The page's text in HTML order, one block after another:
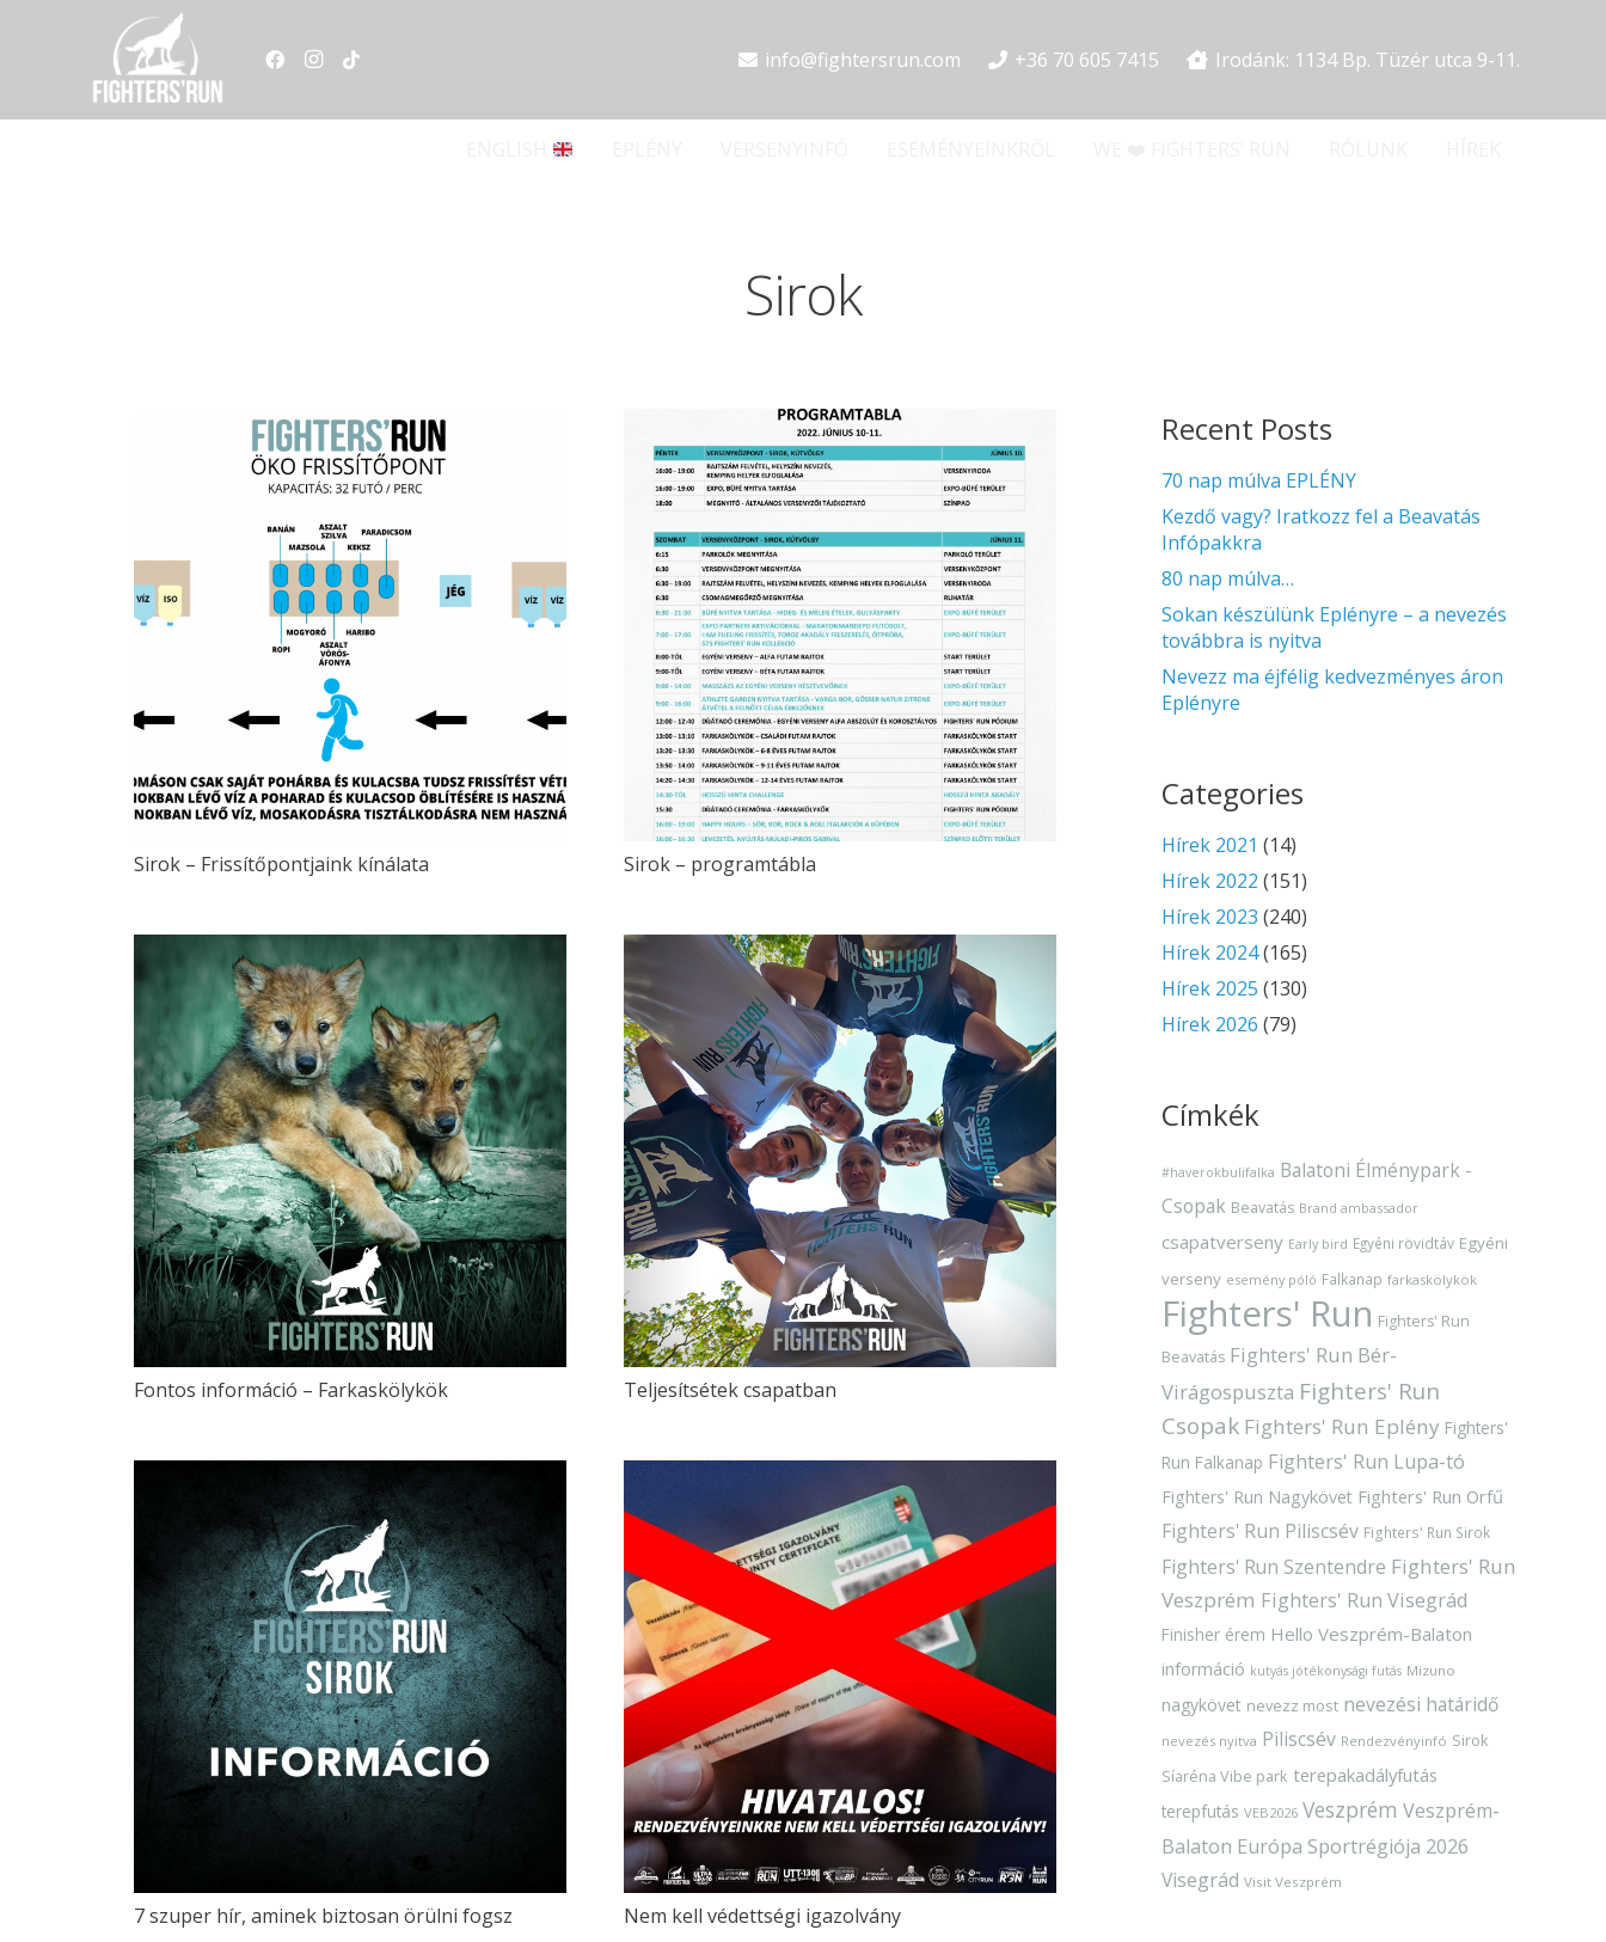
info@fightersrun.com +36 70 605 7415 Irodánk: 1134 Bp. Tüzér utca 9-11.
Sirok
Sirok – Frissítőpontjaink kínálata Sirok – programtábla
Fontos információ – Farkaskölykök Teljesítsétek csapatban
7 szuper hír, aminek biztosan örülni fogsz Nem kell védettségi igazolvány
Recent Posts
70 nap múlva EPLÉNY
Kezdő vagy? Iratkozz fel a Beavatás
Infópakkra
80 nap múlva…
Sokan készülünk Eplényre – a nevezés
továbbra is nyitva
Nevezz ma éjfélig kedvezményes áron
Eplényre
Categories
Hírek 2021 (14)
Hírek 2022 (151)
Hírek 2023 (240)
Hírek 2024(165)
Hírek 2025 (130)
Hírek 2026 (79)
Címkék
#haverokbulifalka Balatoni Élménypark -
Csopak Beavatás Brand ambassador
csapatverseny Early bird Egyéni rövidtáv Egyéni
verseny esemény póló Falkanap farkaskölykök
Fighters' Run Fighters' Run
Beavatás Fighters' Run Bér-
Virágospuszta Fighters' Run
Csopak Fighters' Run Eplény Fighters'
Run Falkanap Fighters' Run Lupa-tó
Fighters' Run Nagykövet Fighters' Run Orfű
Fighters' Run Piliscsév Fighters' Run Sirok
Fighters' Run Szentendre Fighters' Run
Veszprém Fighters' Run Visegrád
Finisher érem Hello Veszprém-Balaton
információ kutyás jótékonysági futás Mizuno
nagykövet nevezz most nevezési határidő
nevezés nyitva Piliscsév Rendezvényinfó Sirok
Síaréna Vibe park terepakadályfutás
terepfutás VEB2026 Veszprém Veszprém-
Balaton Európa Sportrégiója 2026
Visegrád Visit Veszprém